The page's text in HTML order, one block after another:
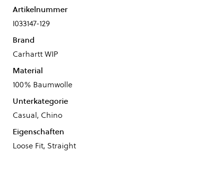
Artikelnummer
I033147-129
Brand
Carhartt WIP
Material
100% Baumwolle
Unterkategorie
Casual, Chino
Eigenschaften
Loose Fit, Straight